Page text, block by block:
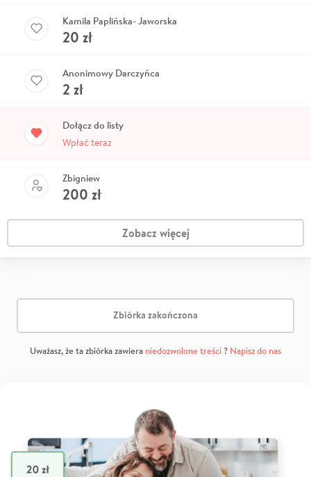
Kamila Paplińska- Jaworska
20 zł
Anonimowy Darczyńca
2 zł
Dołącz do listy
Wpłać teraz
Zbigniew
200 zł
Zobacz więcej
Zbiórka zakończona
Uważasz, że ta zbiórka zawiera niedozwolone treści? Napisz do nas